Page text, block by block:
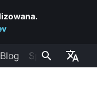
Blog Społeczność